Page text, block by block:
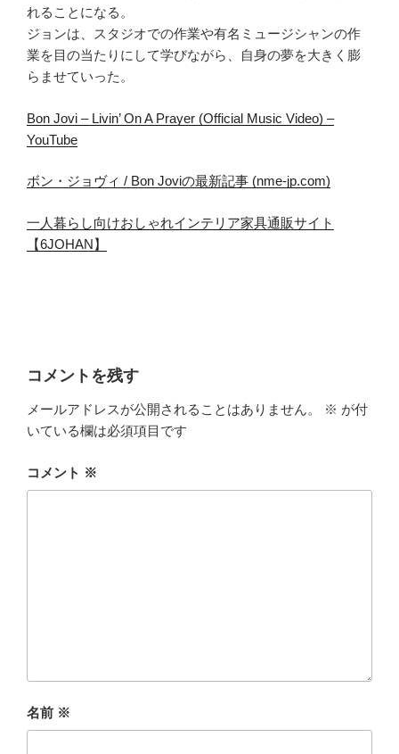
れることになる。
ジョンは、スタジオでの作業や有名ミュージシャンの作
業を目の当たりにして学びながら、自身の夢を大きく膨
らませていった。
Bon Jovi – Livin’ On A Prayer (Official Music Video) –
YouTube
ボン・ジョヴィ / Bon Joviの最新記事 (nme-jp.com)
一人暮らし向けおしゃれインテリア家具通販サイト
【6JOHAN】
コメントを残す
メールアドレスが公開されることはありません。 ※ が付
いている欄は必須項目です
コメント ※
名前 ※